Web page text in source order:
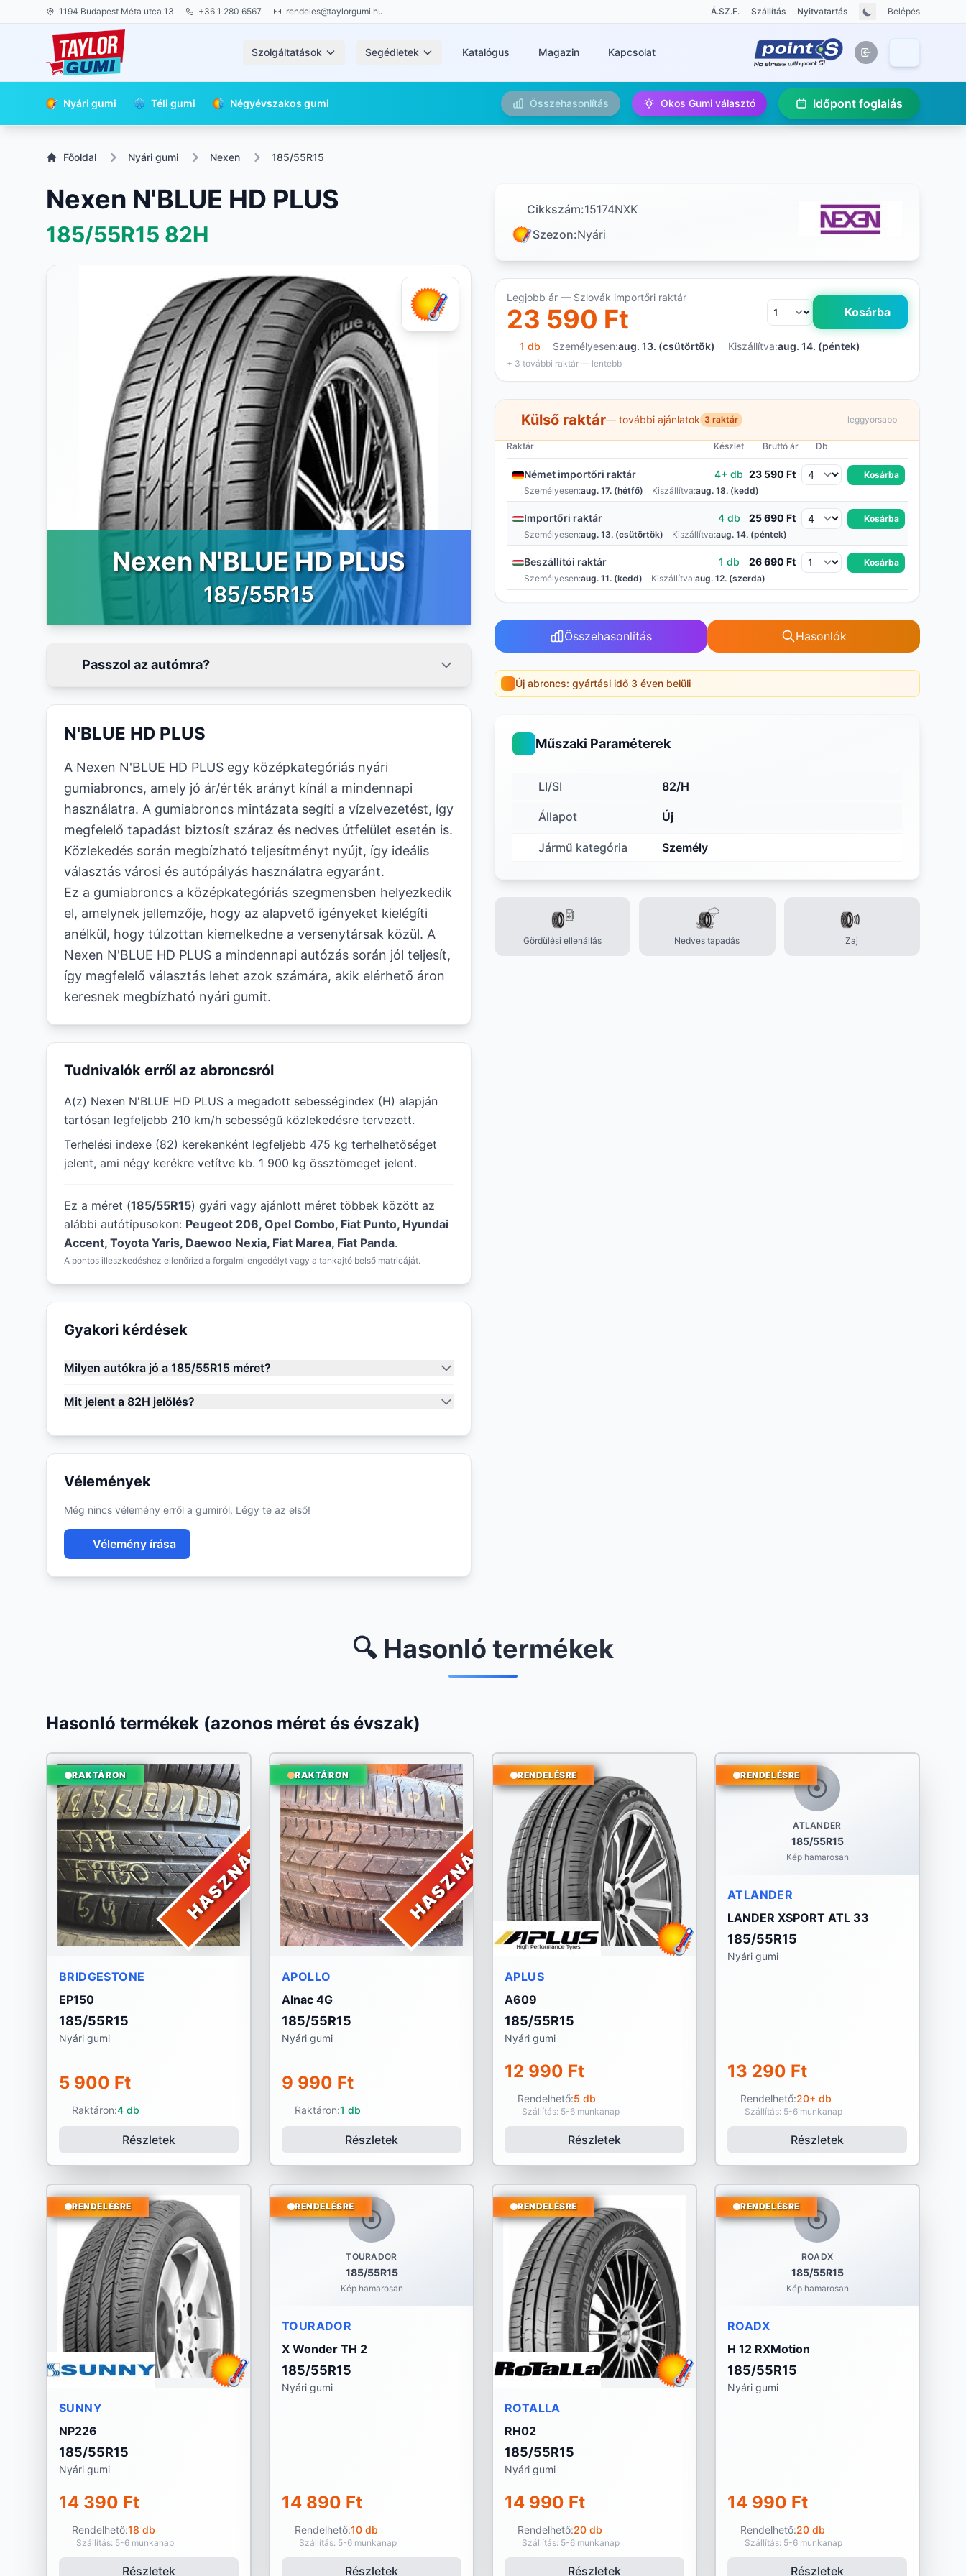
1194 Budapest Méta utca 13 +36 1 280 6567 rendeles@taylorgumi.hu Á.SZ.F. Szállítás Nyitvatartás Belépés
Szolgáltatások Segédletek Katalógus Magazin Kapcsolat
Nyári gumi Téli gumi Négyévszakos gumi Összehasonlítás Okos Gumi választó Időpont foglalás
Főoldal Nyári gumi Nexen 185/55R15
Nexen N'BLUE HD PLUS
185/55R15 82H
Nexen N'BLUE HD PLUS
185/55R15
Passzol az autómra?
N'BLUE HD PLUS
A Nexen N'BLUE HD PLUS egy középkategóriás nyári
gumiabroncs, amely jó ár/érték arányt kínál a mindennapi
használatra. A gumiabroncs mintázata segíti a vízelvezetést, így
megfelelő tapadást biztosít száraz és nedves útfelület esetén is.
Közlekedés során megbízható teljesítményt nyújt, így ideális
választás városi és autópályás használatra egyaránt.
Ez a gumiabroncs a középkategóriás szegmensben helyezkedik
el, amelynek jellemzője, hogy az alapvető igényeket kielégíti
anélkül, hogy túlzottan kiemelkedne a versenytársak közül. A
Nexen N'BLUE HD PLUS a mindennapi autózás során jól teljesít,
így megfelelő választás lehet azok számára, akik elérhető áron
keresnek megbízható nyári gumit.
Tudnivalók erről az abroncsról
A(z) Nexen N'BLUE HD PLUS a megadott sebességindex (H) alapján
tartósan legfeljebb 210 km/h sebességű közlekedésre tervezett.
Terhelési indexe (82) kerekenként legfeljebb 475 kg terhelhetőséget
jelent, ami négy kerékre vetítve kb. 1 900 kg össztömeget jelent.
Ez a méret (185/55R15) gyári vagy ajánlott méret többek között az
alábbi autótípusokon: Peugeot 206, Opel Combo, Fiat Punto, Hyundai
Accent, Toyota Yaris, Daewoo Nexia, Fiat Marea, Fiat Panda.
A pontos illeszkedéshez ellenőrizd a forgalmi engedélyt vagy a tankajtó belső matricáját.
Gyakori kérdések
Milyen autókra jó a 185/55R15 méret?
Mit jelent a 82H jelölés?
Vélemények
Még nincs vélemény erről a gumiról. Légy te az első!
Vélemény írása
Cikkszám:15174NXK
Szezon:Nyári
Legjobb ár — Szlovák importőri raktár
23 590 Ft Kosárba
1 db Személyesen:aug. 13. (csütörtök) Kiszállítva:aug. 14. (péntek)
+ 3 további raktár — lentebb
Külső raktár— további ajánlatok 3 raktár leggyorsabb
Raktár Készlet Bruttó ár Db
Német importőri raktár 4+ db 23 590 Ft
Kosárba
Személyesen:aug. 17. (hétfő) Kiszállítva:aug. 18. (kedd)
Importőri raktár 4 db 25 690 Ft
Kosárba
Személyesen:aug. 13. (csütörtök) Kiszállítva:aug. 14. (péntek)
Beszállítói raktár 1 db 26 690 Ft
Kosárba
Személyesen:aug. 11. (kedd) Kiszállítva:aug. 12. (szerda)
Összehasonlítás Hasonlók
Új abroncs: gyártási idő 3 éven belüli
Műszaki Paraméterek
LI/SI 82/H
Állapot Új
Jármű kategória Személy
Gördülési ellenállás Nedves tapadás Zaj
🔍 Hasonló termékek
Hasonló termékek (azonos méret és évszak)
HASZNÁLT
RAKTÁRON
BRIDGESTONE
EP150
185/55R15
Nyári gumi
5 900 Ft
Raktáron:4 db
Részletek
HASZNÁLT
RAKTÁRON
APOLLO
Alnac 4G
185/55R15
Nyári gumi
9 990 Ft
Raktáron:1 db
Részletek
RENDELÉSRE
APLUS
A609
185/55R15
Nyári gumi
12 990 Ft
Rendelhető:5 db
Szállítás: 5-6 munkanap
Részletek
ATLANDER
185/55R15
Kép hamarosan
RENDELÉSRE
ATLANDER
LANDER XSPORT ATL 33
185/55R15
Nyári gumi
13 290 Ft
Rendelhető:20+ db
Szállítás: 5-6 munkanap
Részletek
RENDELÉSRE
SUNNY
NP226
185/55R15
Nyári gumi
14 390 Ft
Rendelhető:18 db
Szállítás: 5-6 munkanap
Részletek
TOURADOR
185/55R15
Kép hamarosan
RENDELÉSRE
TOURADOR
X Wonder TH 2
185/55R15
Nyári gumi
14 890 Ft
Rendelhető:10 db
Szállítás: 5-6 munkanap
Részletek
RENDELÉSRE
ROTALLA
RH02
185/55R15
Nyári gumi
14 990 Ft
Rendelhető:20 db
Szállítás: 5-6 munkanap
Részletek
ROADX
185/55R15
Kép hamarosan
RENDELÉSRE
ROADX
H 12 RXMotion
185/55R15
Nyári gumi
14 990 Ft
Rendelhető:20 db
Szállítás: 5-6 munkanap
Részletek